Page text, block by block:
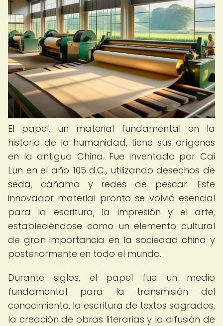
El papel, un material fundamental en la
historia de la humanidad, tiene sus orígenes
en la antigua China. Fue inventado por Cai
Lun en el año 105 d.C., utilizando desechos de
seda, cáñamo y redes de pescar. Este
innovador material pronto se volvió esencial
para la escritura, la impresión y el arte,
estableciéndose como un elemento cultural
de gran importancia en la sociedad china y
posteriormente en todo el mundo.
Durante siglos, el papel fue un medio
fundamental para la transmisión del
conocimiento, la escritura de textos sagrados,
la creación de obras literarias y la difusión de